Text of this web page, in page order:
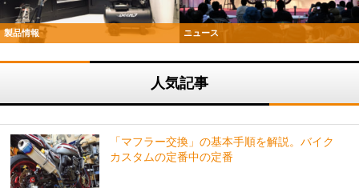
製品情報 ニュース
人気記事
「マフラー交換」の基本手順を解説。バイク
カスタムの定番中の定番